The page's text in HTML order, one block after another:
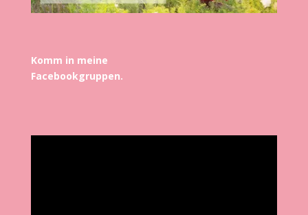
Komm in meine
Facebookgruppen.